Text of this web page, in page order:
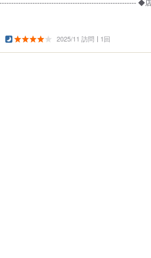
◆
2025/11 訪問 1回